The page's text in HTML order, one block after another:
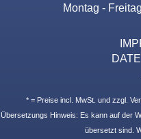
Montag -
* = Preise incl. MwSt. und zzgl.
Übersetzungs Hinweis: Es kann auf der
übersetzt sind.